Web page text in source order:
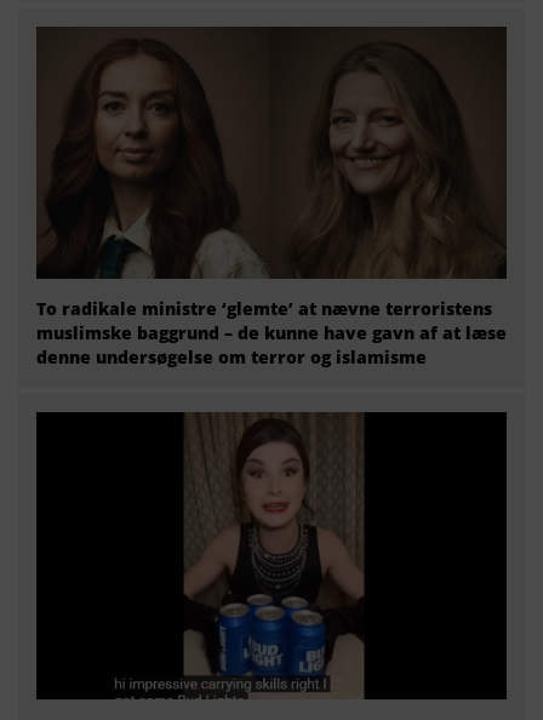
To radikale ministre ‘glemte’ at nævne terroristens
muslimske baggrund – de kunne have gavn af at læse
denne undersøgelse om terror og islamisme